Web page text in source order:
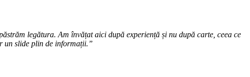
legătura. Am învățat aici după experiență și nu după carte, ceea ce
un slide plin de informații.”